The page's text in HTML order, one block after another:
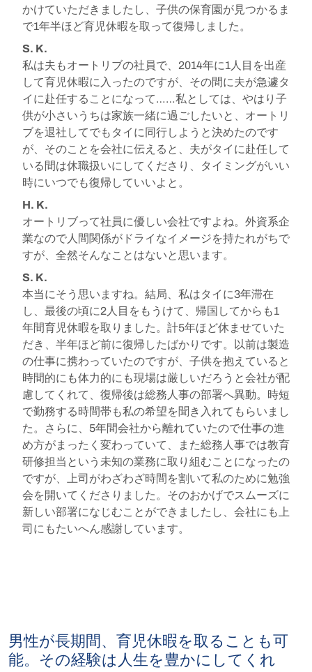
かけていただきましたし、子供の保育園が見つかるま
で1年半ほど育児休暇を取って復帰しました。
S. K.
私は夫もオートリブの社員で、2014年に1人目を出産
して育児休暇に入ったのですが、その間に夫が急遽タ
イに赴任することになって……私としては、やはり子
供が小さいうちは家族一緒に過ごしたいと、オートリ
ブを退社してでもタイに同行しようと決めたのです
が、そのことを会社に伝えると、夫がタイに赴任して
いる間は休職扱いにしてくださり、タイミングがいい
時にいつでも復帰していいよと。
H. K.
オートリブって社員に優しい会社ですよね。外資系企
業なので人間関係がドライなイメージを持たれがちで
すが、全然そんなことはないと思います。
S. K.
本当にそう思いますね。結局、私はタイに3年滞在
し、最後の頃に2人目をもうけて、帰国してからも1
年間育児休暇を取りました。計5年ほど休ませていた
だき、半年ほど前に復帰したばかりです。以前は製造
の仕事に携わっていたのですが、子供を抱えていると
時間的にも体力的にも現場は厳しいだろうと会社が配
慮してくれて、復帰後は総務人事の部署へ異動。時短
で勤務する時間帯も私の希望を聞き入れてもらいまし
た。さらに、5年間会社から離れていたので仕事の進
め方がまったく変わっていて、また総務人事では教育
研修担当という未知の業務に取り組むことになったの
ですが、上司がわざわざ時間を割いて私のために勉強
会を開いてくださりました。そのおかげでスムーズに
新しい部署になじむことができましたし、会社にも上
司にもたいへん感謝しています。
男性が長期間、育児休暇を取ることも可
能。その経験は人生を豊かにしてくれ